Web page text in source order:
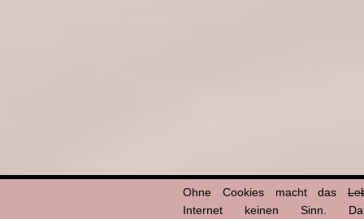
Ohne Cookies macht das
Internet keinen Sinn.